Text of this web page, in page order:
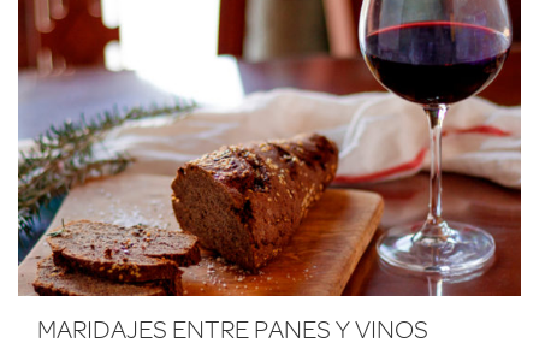
MARIDAJES ENTRE PANES Y VINOS